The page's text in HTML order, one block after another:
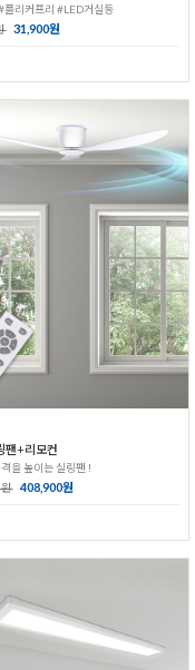
플리커프리 #LED거실등
31,900원
팬+리모컨
을 높이는 실링팬 !
408,900원